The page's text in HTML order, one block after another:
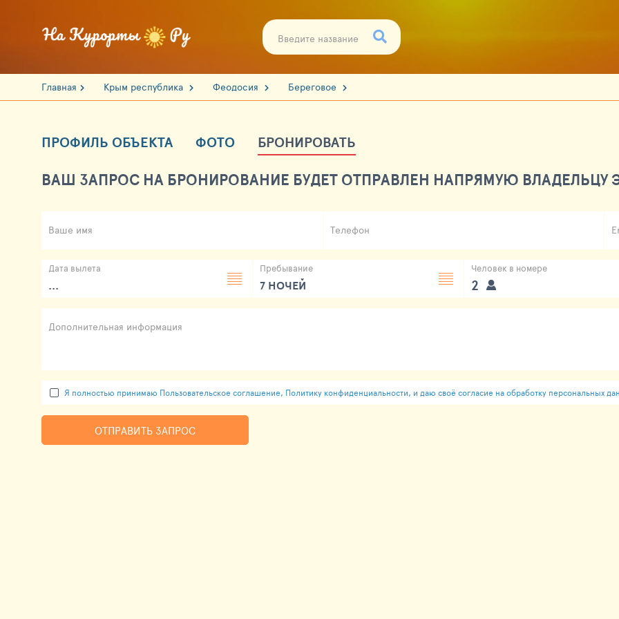
Главная Крым республика Феодосия Береговое
ПРОФИЛЬ ОБЪЕКТА ФОТО БРОНИРОВАТЬ
ВАШ ЗАПРОС НА БРОНИРОВАНИЕ БУДЕТ ОТПРАВЛЕН НАПРЯМУЮ ВЛАДЕЛЬЦУ
Ваше имя Телефон
Дата вылета
...
Пребывание
7 НОЧЕЙ
Человек в номере
2
Дополнительная информация
Я полностью принимаю Пользовательское соглашение, Политику конфиденциальности, и даю своё согласие на обработку персональных
ОТПРАВИТЬ ЗАПРОС